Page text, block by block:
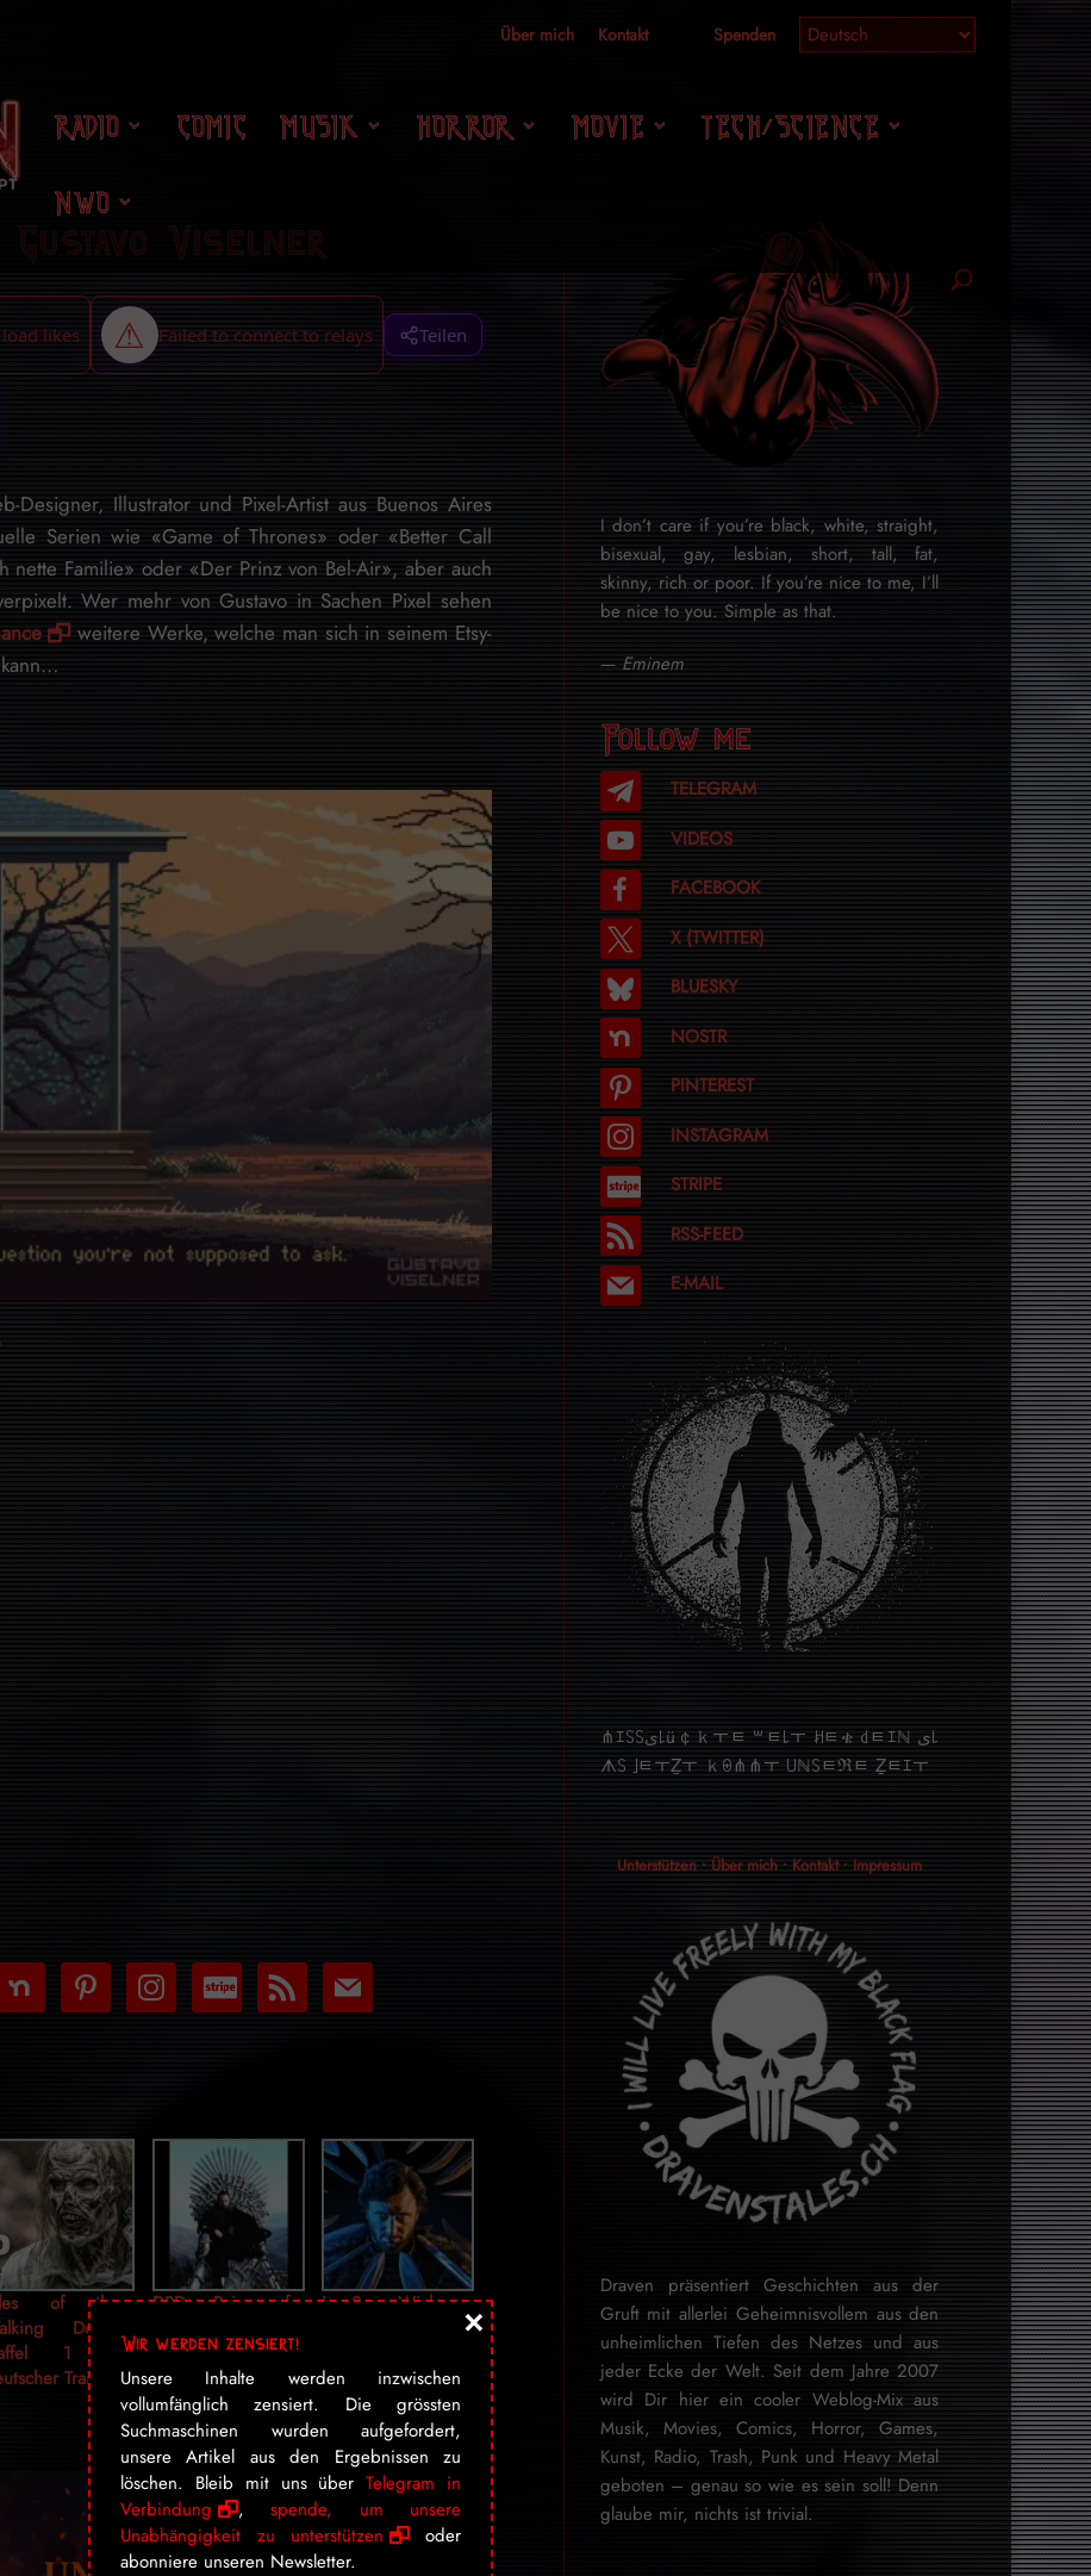
Über mich Kontakt Spenden
RADIO COMIC MUSIK HORROR MOVIE TECH/SCIENCE
NWO
Teilen
Designer, Illustrator und Pixel-Artist aus Buenos Aires
Serien wie «Game of Thrones» oder «Better Call
nette Familie» oder «Der Prinz von Bel-Air», aber auch
Wer mehr von Gustavo in Sachen Pixel sehen
weitere Werke, welche man sich in seinem Etsy-
nextdoor pinterest instagramcc-
stripe
rss mail
of the
Dead,
1 –
Trailer
DBD: Rains of
OLAouto feat
Alexandros
Botinis aka
Crazycello
Jon Snow Wick
I don’t care if you’re black, white, straight,
bisexual, gay, lesbian, short, tall, fat,
skinny, rich or poor. If you’re nice to me, I’ll
be nice to you. Simple as that.
— Eminem
Follow me
TELEGRAM
VIDEOS
FACEBOOK
X (TWITTER)
BLUESKY
NOSTR
PINTEREST
INSTAGRAM
STRIPE
RSS-FEED
E-MAIL
⋔ｴ꒚꒚ﻯ꒒ü￠ｋￓﾼ ꒳ﾼ꒒ￓ ꎧﾼቄ ꒯ﾼｴℕ ﻯ꒒
ᗑ꒚ ｣ﾼￓẔￓ ｋꑙ⋔⋔ￓ ꒤ℕ꒚ﾼℜﾼ Ẕﾼｴￓ
Unterstützen• Über mich• Kontakt• Impressum
Draven präsentiert Geschichten aus der
Gruft mit allerlei Geheimnisvollem aus den
unheimlichen Tiefen des Netzes und aus
jeder Ecke der Welt. Seit dem Jahre 2007
wird Dir hier ein cooler Weblog-Mix aus
Musik, Movies, Comics, Horror, Games,
Kunst, Radio, Trash, Punk und Heavy Metal
geboten – genau so wie es sein soll! Denn
glaube mir, nichts ist trivial.
Wir werden zensiert!
Unsere Inhalte werden inzwischen
vollumfänglich zensiert. Die grössten
Suchmaschinen wurden aufgefordert,
unsere Artikel aus den Ergebnissen zu
löschen. Bleib mit uns überTelegram in
Verbindung
, spende, um unsere
Unabhängigkeit zu unterstützen
oder
abonniere unseren Newsletter.
×